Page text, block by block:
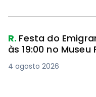
R. Festa do
às 19:00 no Museu
4 agosto 2026